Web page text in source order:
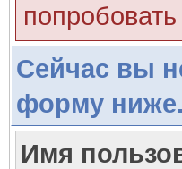
Сейчас вы
форму ниже.
Имя